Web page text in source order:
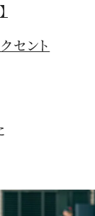
セント